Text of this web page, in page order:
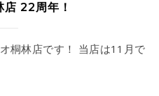
店 22周年！